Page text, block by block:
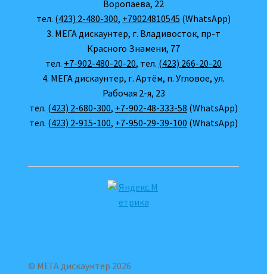
Воропаева, 22
тел. (423) 2-480-300, +79024810545 (WhatsApp)
3. МЕГА дискаунтер, г. Владивосток, пр-т
Красного Знамени, 77
тел. +7-902-480-20-20, тел. (423) 266-20-20
4. МЕГА дискаунтер, г. Артём, п. Угловое, ул.
Рабочая 2-я, 23
тел. (423) 2-680-300, +7-902-48-333-58 (WhatsApp)
тел. (423) 2-915-100, +7-950-29-39-100 (WhatsApp)
© МЕГА дискаунтер 2026